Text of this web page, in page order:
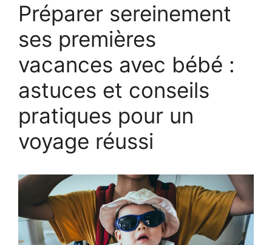
Préparer sereinement
ses premières
vacances avec bébé :
astuces et conseils
pratiques pour un
voyage réussi